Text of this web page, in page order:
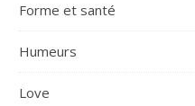
Forme et santé
Humeurs
Love